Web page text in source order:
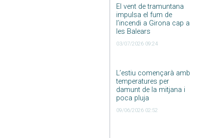
El vent de tramuntana
impulsa el fum de
l’incendi a Girona cap a
les Balears
03/07/2026 09:24
L’estiu començarà amb
temperatures per
damunt de la mitjana i
poca pluja
09/06/2026 02:52